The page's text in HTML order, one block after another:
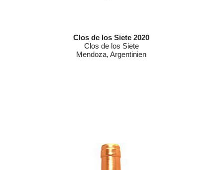
Clos de los Siete 2020
Clos de los Siete
Mendoza, Argentinien